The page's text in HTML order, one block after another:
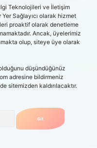
Teknolojileri ve İletişim
Sağlayıcı olarak hizmet
proaktif olarak denetleme
Ancak, üyelerimiz
olup, siteye üye olarak
düşündüğünüz
adresine bildirmeniz
sitemizden kaldırılacaktır.